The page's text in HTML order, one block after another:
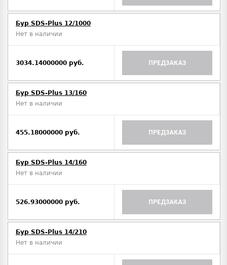
Бур SDS-Plus 12/1000
Нет в наличии
3034.14000000 руб. ПРЕДЗАКАЗ
Бур SDS-Plus 13/160
Нет в наличии
455.18000000 руб. ПРЕДЗАКАЗ
Бур SDS-Plus 14/160
Нет в наличии
526.93000000 руб. ПРЕДЗАКАЗ
Бур SDS-Plus 14/210
Нет в наличии